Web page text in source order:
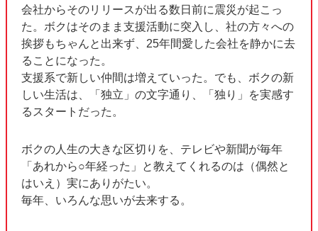
会社からそのリリースが出る数日前に震災が起こっ
た。ボクはそのまま支援活動に突入し、社の方々への
挨拶もちゃんと出来ず、25年間愛した会社を静かに去
ることになった。
支援系で新しい仲間は増えていった。でも、ボクの新
しい生活は、「独立」の文字通り、「独り」を実感す
るスタートだった。
ボクの人生の大きな区切りを、テレビや新聞が毎年
「あれから○年経った」と教えてくれるのは（偶然と
はいえ）実にありがたい。
毎年、いろんな思いが去来する。